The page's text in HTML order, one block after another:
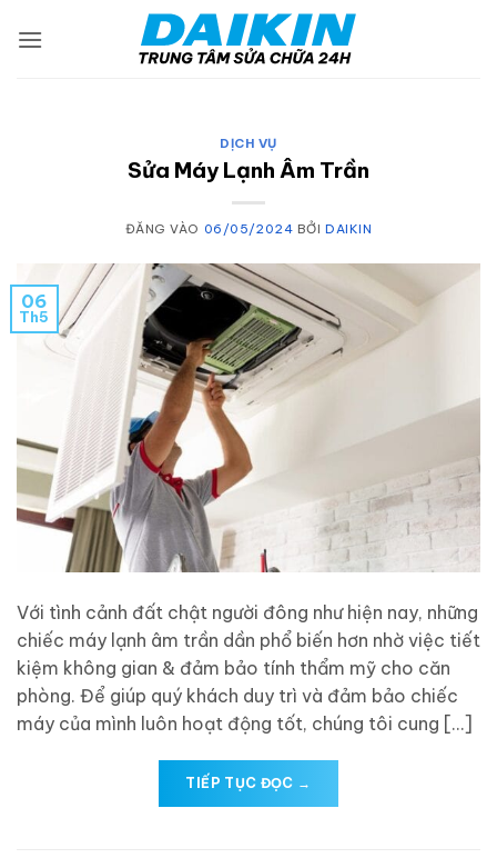
qua
DỊCH VỤ
Sửa Máy Lạnh Âm Trần
ĐĂNG VÀO 06/05/2024 BỞIDAIKIN
06
Th5
Với tình cảnh đất chật người đông như hiện nay, những
chiếc máy lạnh âm trần dần phổ biến hơn nhờ việc tiết
kiệm không gian & đảm bảo tính thẩm mỹ cho căn
phòng. Để giúp quý khách duy trì và đảm bảo chiếc
máy của mình luôn hoạt động tốt, chúng tôi cung […]
TIẾP TỤC ĐỌC →